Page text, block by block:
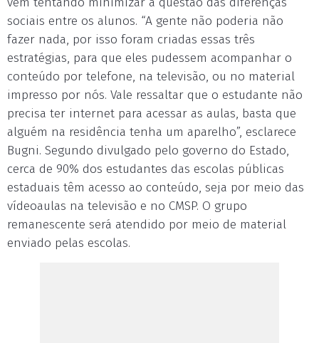
sociais entre os alunos. “A gente não poderia não
fazer nada, por isso foram criadas essas três
estratégias, para que eles pudessem acompanhar o
conteúdo por telefone, na televisão, ou no material
impresso por nós. Vale ressaltar que o estudante não
precisa ter internet para acessar as aulas, basta que
alguém na residência tenha um aparelho”, esclarece
Bugni. Segundo divulgado pelo governo do Estado,
cerca de 90% dos estudantes das escolas públicas
estaduais têm acesso ao conteúdo, seja por meio das
vídeoaulas na televisão e no CMSP. O grupo
remanescente será atendido por meio de material
enviado pelas escolas.